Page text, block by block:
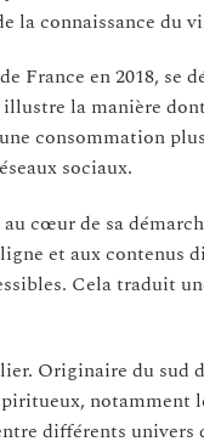
la connaissance du
France en 2018, se
la manière
consommation
sociaux.
cœur de sa
et aux
Cela traduit
Originaire du sud
différents